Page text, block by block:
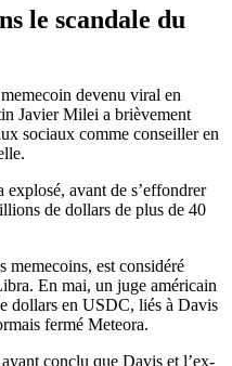
le scandale du
devenu viral en
Javier Milei a brièvement
sociaux comme conseiller en
avant de s’effondrer
de dollars de plus de 40
memecoins, est considéré
En mai, un juge américain
dollars en USDC, liés à Davis
fermé Meteora.
conclu que Davis et l’ex-